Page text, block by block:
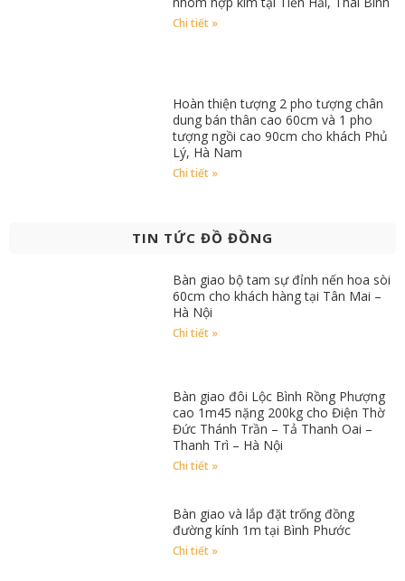
Chi tiết »
Hoàn thiện tượng 2 pho tượng chân
dung bán thân cao 60cm và 1 pho
tượng ngồi cao 90cm cho khách Phủ
Lý, Hà Nam
Chi tiết »
TIN TỨC ĐỒ ĐỒNG
Bàn giao bộ tam sự đỉnh nến hoa sòi
60cm cho khách hàng tại Tân Mai –
Hà Nội
Chi tiết »
Bàn giao đôi Lộc Bình Rồng Phượng
cao 1m45 nặng 200kg cho Điện Thờ
Đức Thánh Trần – Tả Thanh Oai –
Thanh Trì – Hà Nội
Chi tiết »
Bàn giao và lắp đặt trống đồng
đường kính 1m tại Bình Phước
Chi tiết »